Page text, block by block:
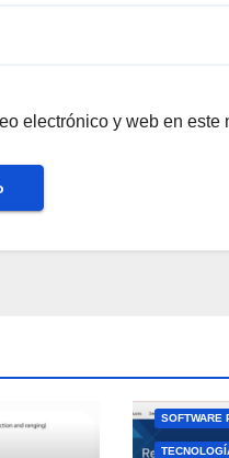
electrónico y web en
SOFTWARE